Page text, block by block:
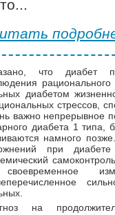
что диабет
диабетом
стрессов,
важно непрерывное
диабета 1 типа,
намного
при
на